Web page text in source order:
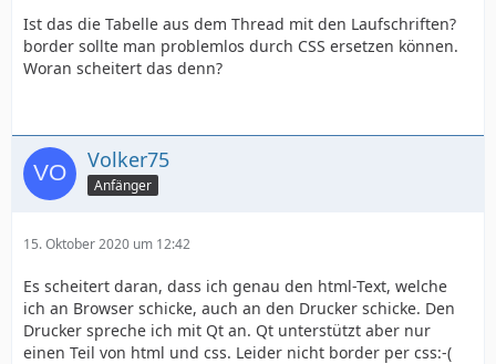
Ist das die Tabelle aus dem Thread mit den Laufschriften?
border sollte man problemlos durch CSS ersetzen können.
Woran scheitert das denn?
Volker75
Anfänger
15. Oktober 2020 um 12:42
Es scheitert daran, dass ich genau den html-Text, welche
ich an Browser schicke, auch an den Drucker schicke. Den
Drucker spreche ich mit Qt an. Qt unterstützt aber nur
einen Teil von html und css. Leider nicht border per css:-(